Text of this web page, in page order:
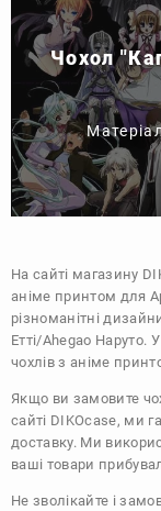
Чохол
На сайті магазину
аніме принтом для
різноманітні
Етті/Ahegao Наруто.
чохлів з аніме
Якщо ви замовите
сайті DIKOcase, ми
доставку. Ми
ваші товари
Не зволікайте і